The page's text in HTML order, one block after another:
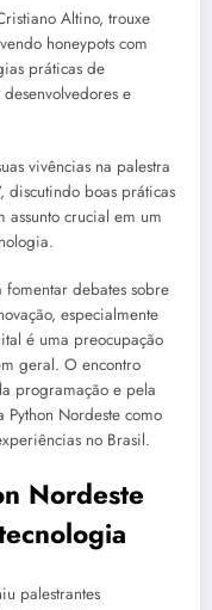
Altino, trouxe
honeypots com
práticas de
e
vivências na palestra
discutindo boas práticas
assunto crucial em um
debates sobre
especialmente
é uma preocupação
geral. O encontro
programação e pela
Nordeste como
no Brasil.
Nordeste
palestrantes